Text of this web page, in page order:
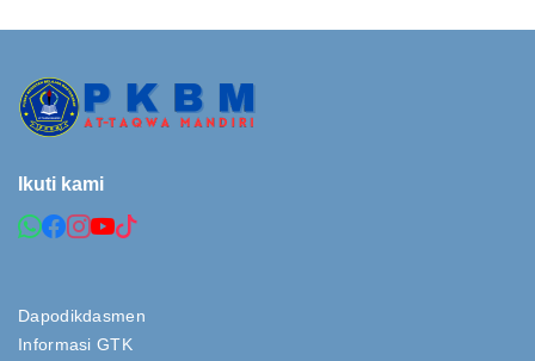
Ikuti kami
Dapodikdasmen
Informasi GTK